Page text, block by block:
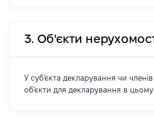
3. Об'єкти
У суб'єкта декларування чи членів
об'єкти для декларування в цьому